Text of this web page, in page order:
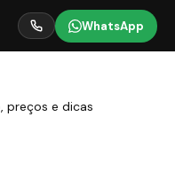
WhatsApp
preços e dicas